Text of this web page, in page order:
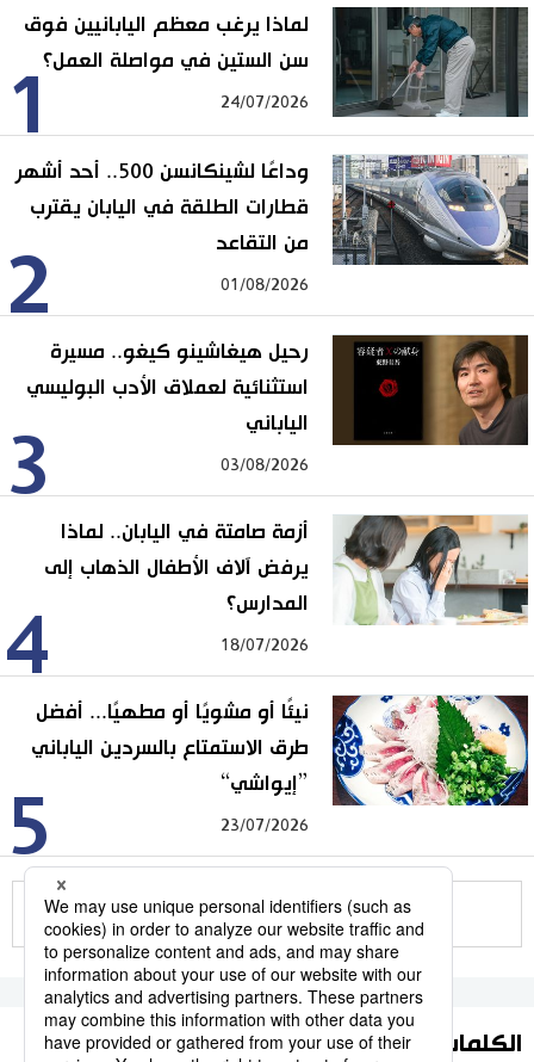
1
لماذا يرغب معظم اليابانيين فوق
سن الستين في مواصلة العمل؟
24/07/2026
2
وداعًا لشينكانسن 500.. أحد أشهر
قطارات الطلقة في اليابان يقترب
من التقاعد
01/08/2026
3
رحيل هيغاشينو كيغو.. مسيرة
استثنائية لعملاق الأدب البوليسي
الياباني
03/08/2026
4
أزمة صامتة في اليابان.. لماذا
يرفض آلاف الأطفال الذهاب إلى
المدارس؟
18/07/2026
5
نيئًا أو مشويًا أو مطهيًا... أفضل
طرق الاستمتاع بالسردين الياباني
”إيواشي“
23/07/2026
للمزيد
الكلمات الأكثر بحثا